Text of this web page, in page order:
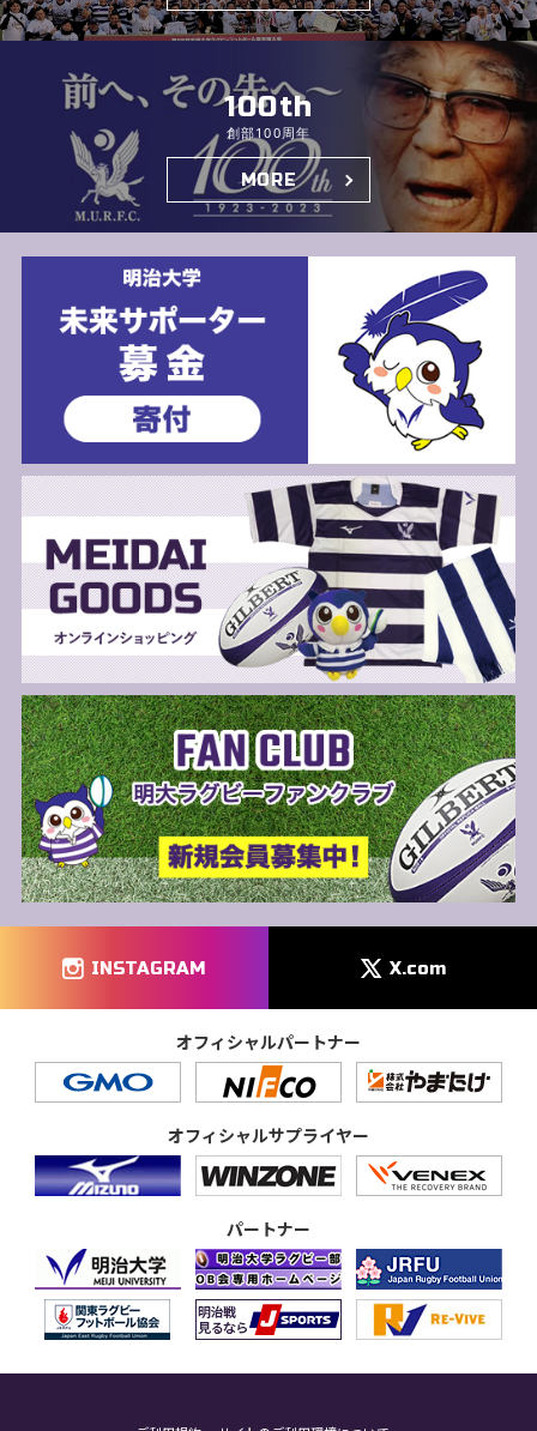
100th
創部100周年
MORE
INSTAGRAM X.com
オフィシャルパートナー
オフィシャルサプライヤー
パートナー